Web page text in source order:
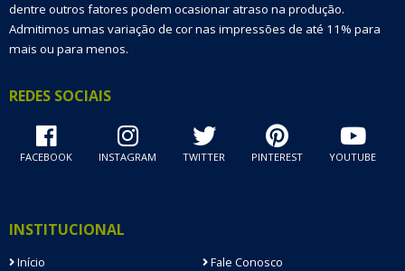
dentre outros fatores podem ocasionar atraso na produção.
Admitimos umas variação de cor nas impressões de até 11% para
mais ou para menos.
REDES SOCIAIS
FACEBOOK INSTAGRAM TWITTER PINTEREST YOUTUBE
INSTITUCIONAL
Início
Fale Conosco